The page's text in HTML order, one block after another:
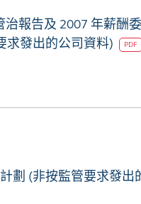
治報告及 2007 年薪酬
求發出的公司資料)
PDF
劃 (非按監管要求發出